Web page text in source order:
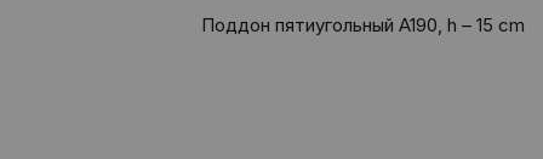
Поддон пятиугольный A190, h – 15 cm